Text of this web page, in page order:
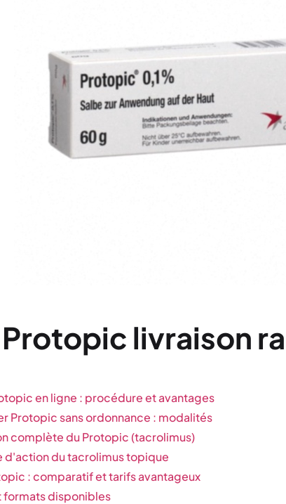
livraison
en ligne : procédure et avantages
Protopic sans ordonnance : modalités
complète du Protopic (tacrolimus)
d'action du tacrolimus topique
: comparatif et tarifs avantageux
formats disponibles